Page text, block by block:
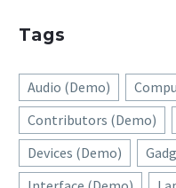
Tags
Audio (Demo)
Contributors (Demo)
Devices (Demo)